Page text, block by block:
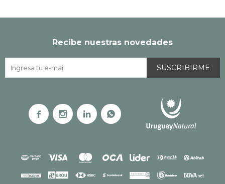
Recibe nuestras novedades
SUSCRIBIRME
   